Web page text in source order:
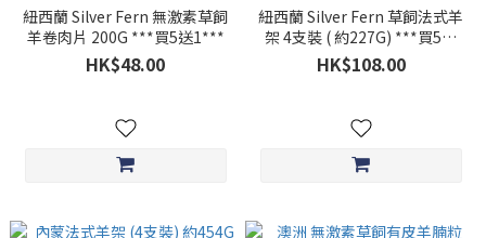
紐西蘭 Silver Fern 無激素草飼
羊卷肉片 200G ***買5送1***
HK$48.00
紐西蘭 Silver Fern 草飼法式羊
架 4支裝 ( 約227G) ***買5送
1***
HK$108.00